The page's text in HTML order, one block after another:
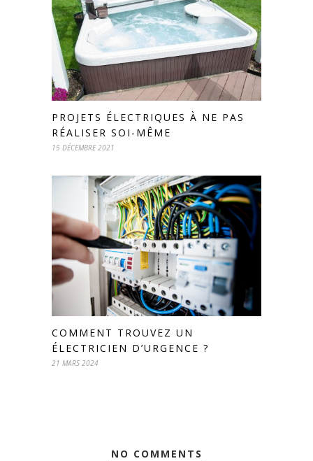
PROJETS ÉLECTRIQUES À NE PAS
RÉALISER SOI-MÊME
15 DÉCEMBRE 2021
COMMENT TROUVEZ UN
ÉLECTRICIEN D’URGENCE ?
21 MARS 2024
NO COMMENTS